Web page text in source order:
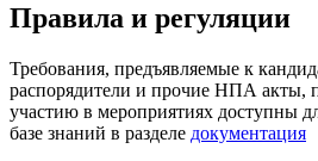
Правила и регуляции
Требования, предъявляемые к
распорядители и прочие НПА акты,
участию в мероприятиях доступны
базе знаний в разделе документация